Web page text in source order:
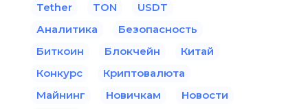
Tether
TON
USDT
Аналитика
Безопасность
Биткоин
Блокчейн
Китай
Конкурс
Криптовалюта
Майнинг
Новичкам
Новости